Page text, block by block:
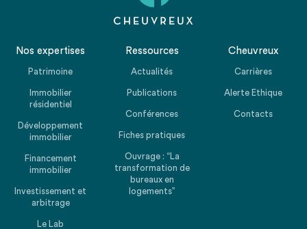
Nos expertises
Patrimoine
Immobilier
résidentiel
Développement
immobilier
Financement
immobilier
Investissement et
arbitrage
Le Lab
Ressources
Actualités
Publications
Conférences
Fiches pratiques
Ouvrage : “La
transformation de
bureaux en
logements”
Cheuvreux
Carrières
Alerte Ethique
Contacts